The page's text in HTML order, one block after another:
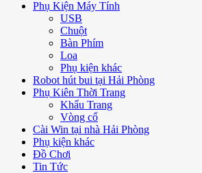
Phụ Kiện Máy Tính
USB
Chuột
Bàn Phím
Loa
Phụ kiện khác
Robot hút bui tại Hải Phòng
Phụ Kiên Thời Trang
Khẩu Trang
Vòng cổ
Cài Win tại nhà Hải Phòng
Phụ kiện khác
Đồ Chơi
Tin Tức